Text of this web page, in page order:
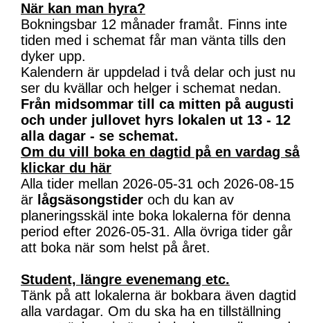
När kan man hyra?
Bokningsbar 12 månader framåt. Finns inte
tiden med i schemat får man vänta tills den
dyker upp.
Kalendern är uppdelad i två delar och just nu
ser du kvällar och helger i schemat nedan.
Från midsommar till ca mitten på augusti
och under jullovet hyrs lokalen ut 13 - 12
alla dagar - se schemat.
Om du vill boka en dagtid på en vardag så
klickar du här
Alla tider mellan 2026-05-31 och 2026-08-15
är lågsäsongstider och du kan av
planeringsskäl inte boka lokalerna för denna
period efter 2026-05-31. Alla övriga tider går
att boka när som helst på året.
Student, längre evenemang etc.
Tänk på att lokalerna är bokbara även dagtid
alla vardagar. Om du ska ha en tillställning